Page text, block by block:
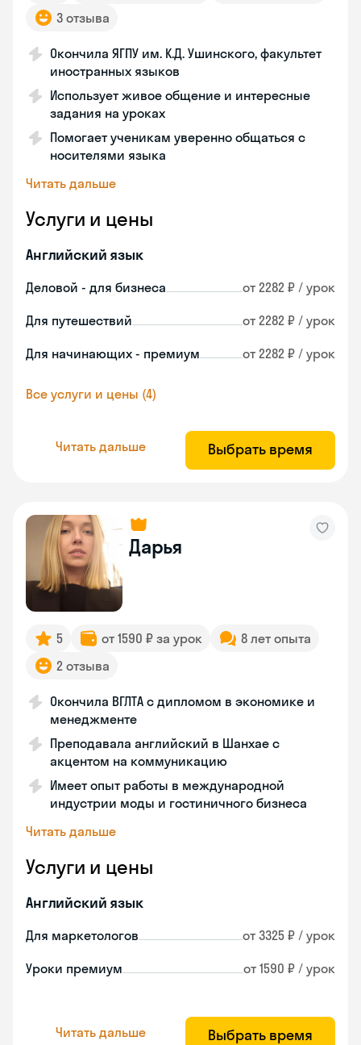
3 отзыва
Окончила ЯГПУ им. К.Д. Ушинского, факультет
иностранных языков
Использует живое общение и интересные
задания на уроках
Помогает ученикам уверенно общаться с
носителями языка
Читать дальше
Услуги и цены
Английский язык
Деловой - для бизнеса от 2282 ₽ / урок
Для путешествий от 2282 ₽ / урок
Для начинающих - премиум от 2282 ₽ / урок
Все услуги и цены (4)
Читать дальше Выбрать время
Дарья
5 от 1590 ₽ за урок
8 лет опыта
2 отзыва
Окончила ВГЛТА с дипломом в экономике и
менеджменте
Преподавала английский в Шанхае с
акцентом на коммуникацию
Имеет опыт работы в международной
индустрии моды и гостиничного бизнеса
Читать дальше
Услуги и цены
Английский язык
Для маркетологов от 3325 ₽ / урок
Уроки премиум от 1590 ₽ / урок
Читать дальше Выбрать время